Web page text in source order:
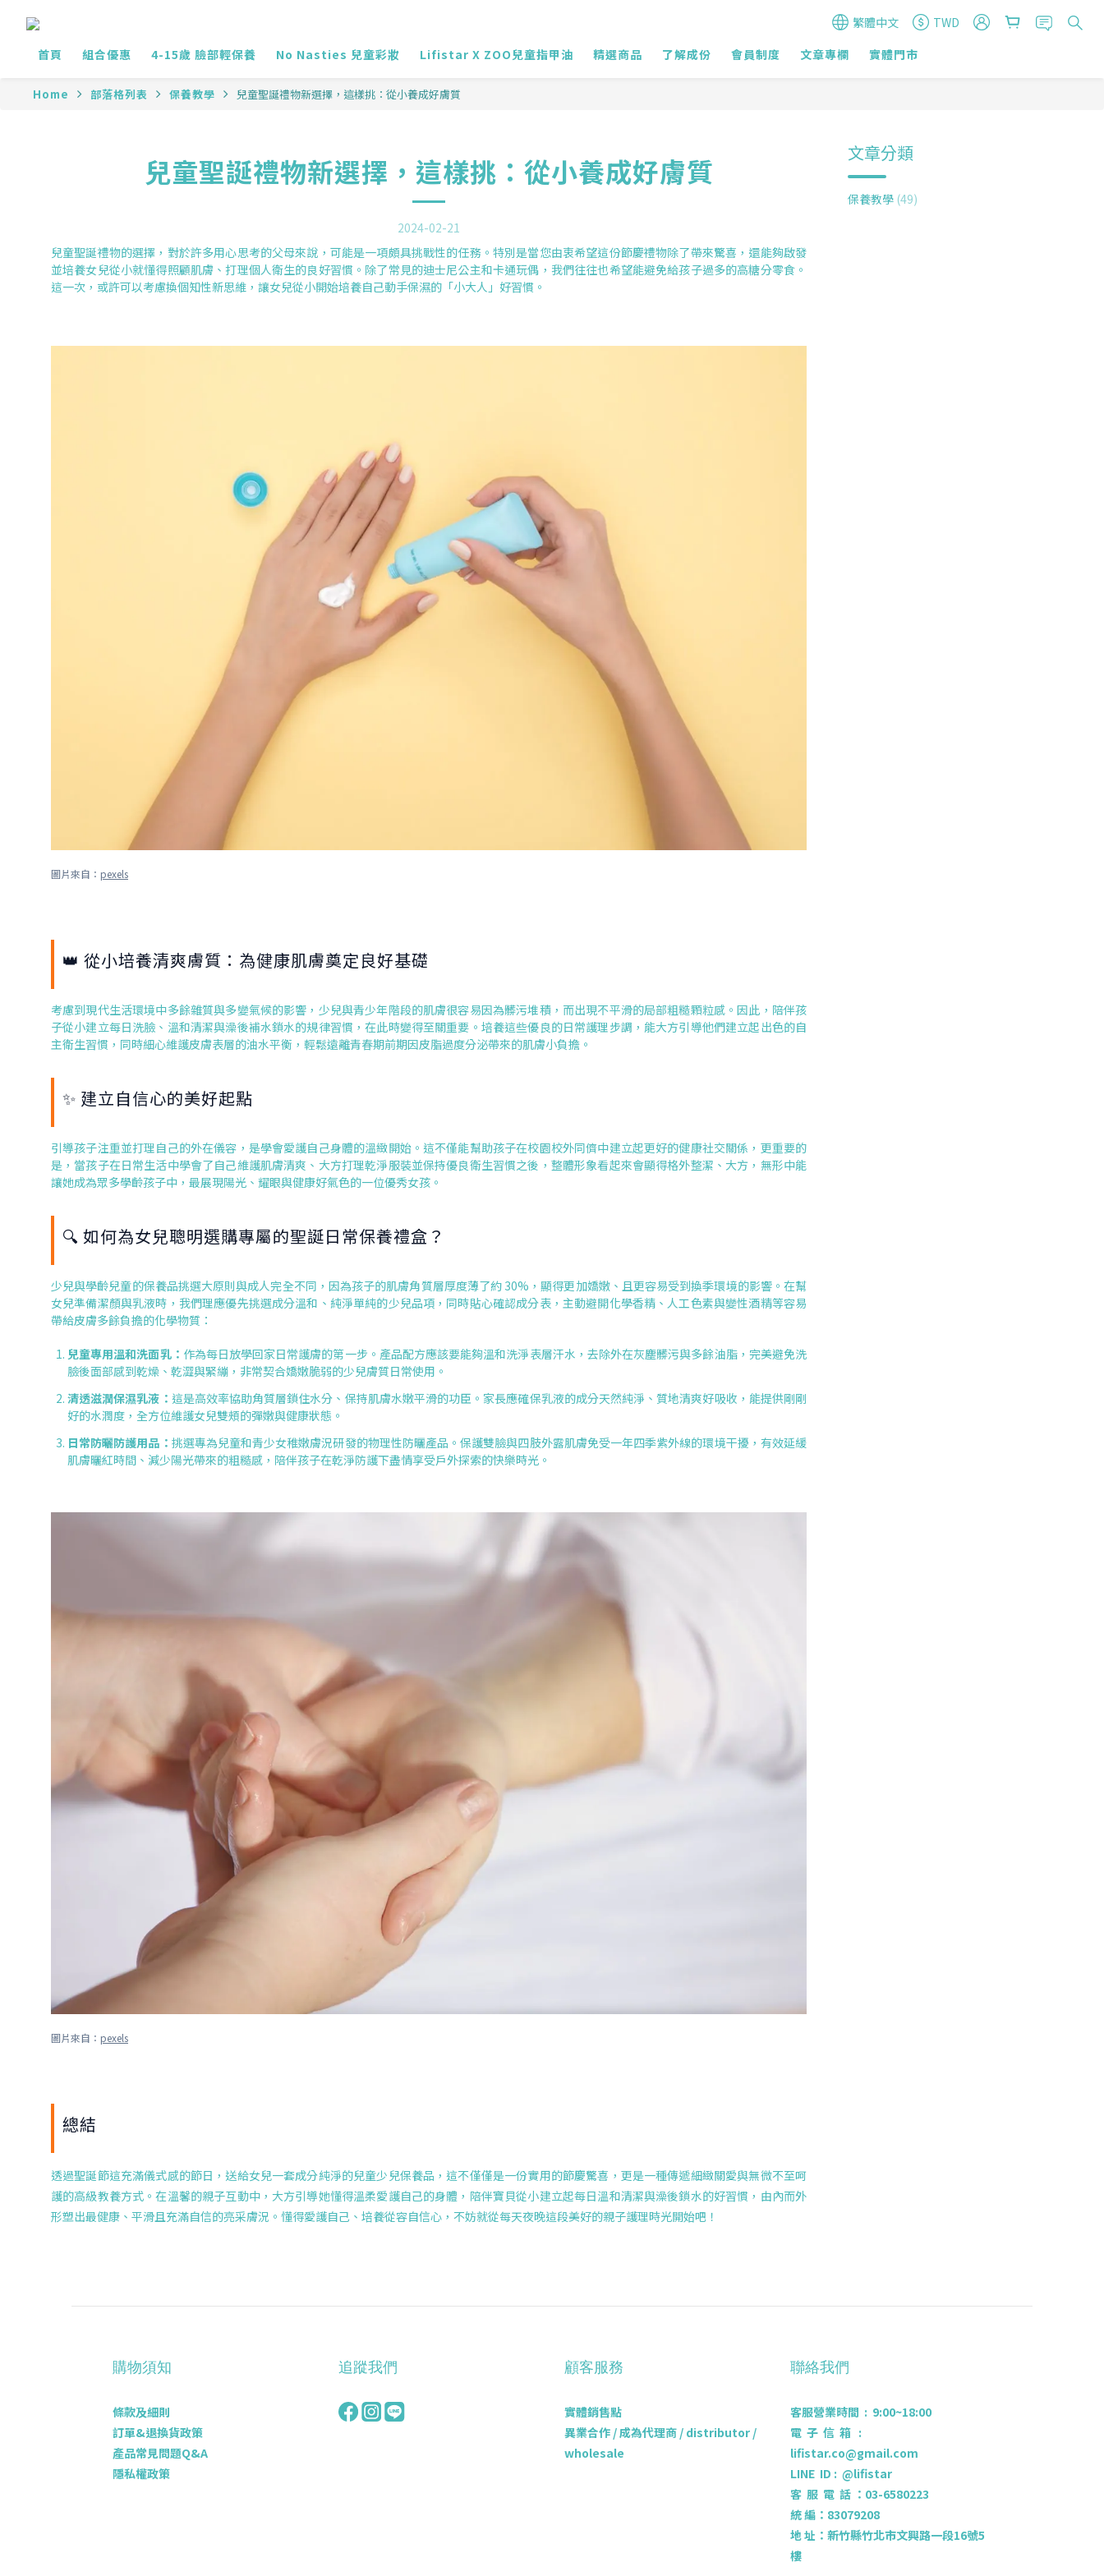
繁體中文
TWD
首頁
組合優惠 4-15歲 臉部輕保養 No Nasties 兒童彩妝 Lifistar X ZOO兒童指甲油 精選商品 了解成份 會員制度 文章專欄 實體門市
Home 部落格列表 保養教學 兒童聖誕禮物新選擇，這樣挑：從小養成好膚質
兒童聖誕禮物新選擇，這樣挑：從小養成好膚質
2024-02-21
兒童聖誕禮物的選擇，對於許多用心思考的父母來說，可能是一項頗具挑戰性的任務。特別是當您由衷希望這份節慶禮物除了帶來驚喜，還能夠啟發
並培養女兒從小就懂得照顧肌膚、打理個人衛生的良好習慣。除了常見的迪士尼公主和卡通玩偶，我們往往也希望能避免給孩子過多的高糖分零食。
這一次，或許可以考慮換個知性新思維，讓女兒從小開始培養自己動手保濕的「小大人」好習慣。
圖片來自： pexels
👑 從小培養清爽膚質：為健康肌膚奠定良好基礎
考慮到現代生活環境中多餘雜質與多變氣候的影響，少兒與青少年階段的肌膚很容易因為髒污堆積，而出現不平滑的局部粗糙顆粒感。因此，陪伴孩
子從小建立每日洗臉、溫和清潔與澡後補水鎖水的規律習慣，在此時變得至關重要。培養這些優良的日常護理步調，能大方引導他們建立起出色的自
主衛生習慣，同時細心維護皮膚表層的油水平衡，輕鬆遠離青春期前期因皮脂過度分泌帶來的肌膚小負擔。
✨ 建立自信心的美好起點
引導孩子注重並打理自己的外在儀容，是學會愛護自己身體的溫緻開始。這不僅能幫助孩子在校園校外同儕中建立起更好的健康社交關係，更重要的
是，當孩子在日常生活中學會了自己維護肌膚清爽、大方打理乾淨服裝並保持優良衛生習慣之後，整體形象看起來會顯得格外整潔、大方，無形中能
讓她成為眾多學齡孩子中，最展現陽光、耀眼與健康好氣色的一位優秀女孩。
🔍 如何為女兒聰明選購專屬的聖誕日常保養禮盒？
少兒與學齡兒童的保養品挑選大原則與成人完全不同，因為孩子的肌膚角質層厚度薄了約 30%，顯得更加嬌嫩、且更容易受到換季環境的影響。在幫
女兒準備潔顏與乳液時，我們理應優先挑選成分溫和、純淨單純的少兒品項，同時貼心確認成分表，主動避開化學香精、人工色素與變性酒精等容易
帶給皮膚多餘負擔的化學物質：
兒童專用溫和洗面乳： 作為每日放學回家日常護膚的第一步。產品配方應該要能夠溫和洗淨表層汗水，去除外在灰塵髒污與多餘油脂，完美避免洗
臉後面部感到乾燥、乾澀與緊繃，非常契合嬌嫩脆弱的少兒膚質日常使用。
清透滋潤保濕乳液： 這是高效率協助角質層鎖住水分、保持肌膚水嫩平滑的功臣。家長應確保乳液的成分天然純淨、質地清爽好吸收，能提供剛剛
好的水潤度，全方位維護女兒雙頰的彈嫩與健康狀態。
日常防曬防護用品： 挑選專為兒童和青少女稚嫩膚況研發的物理性防曬產品。保護雙臉與四肢外露肌膚免受一年四季紫外線的環境干擾，有效延緩
肌膚曬紅時間、減少陽光帶來的粗糙感，陪伴孩子在乾淨防護下盡情享受戶外探索的快樂時光。
圖片來自： pexels
總結
透過聖誕節這充滿儀式感的節日，送給女兒一套成分純淨的兒童少兒保養品，這不僅僅是一份實用的節慶驚喜，更是一種傳遞細緻關愛與無微不至呵
護的高級教養方式。在溫馨的親子互動中，大方引導她懂得溫柔愛護自己的身體，陪伴寶貝從小建立起每日溫和清潔與澡後鎖水的好習慣，由內而外
形塑出最健康、平滑且充滿自信的亮采膚況。懂得愛護自己、培養從容自信心，不妨就從每天夜晚這段美好的親子護理時光開始吧！
文章分類
保養教學 (49)
購物須知
條款及細則
訂單&退換貨政策
產品常見問題Q&A
隱私權政策
追蹤我們 顧客服務
實體銷售點
異業合作 / 成為代理商 / distributor /
wholesale
聯絡我們
客服營業時間 : 9:00~18:00
電 子 信 箱 :
lifistar.co@gmail.com
LINE ID : @lifistar
客 服 電 話 ：03-6580223
統 編：83079208
地 址：新竹縣竹北市文興路一段16號5
樓